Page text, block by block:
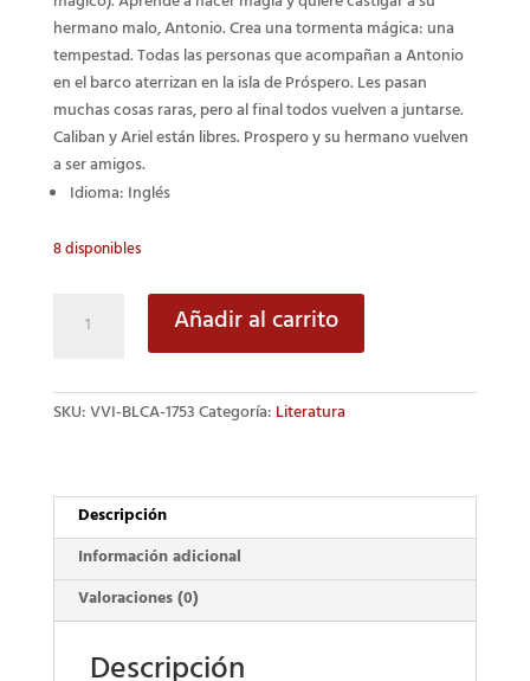
hermano malo, Antonio. Crea una tormenta mágica: una
tempestad. Todas las personas que acompañan a Antonio
en el barco aterrizan en la isla de Próspero. Les pasan
muchas cosas raras, pero al final todos vuelven a juntarse.
Caliban y Ariel están libres. Prospero y su hermano vuelven
a ser amigos.
Idioma: Inglés
8 disponibles
Tempest
Añadir al carrito
SKU:VVI-BLCA-1753Categoría:Literatura
Descripción
Información adicional
Valoraciones (0)